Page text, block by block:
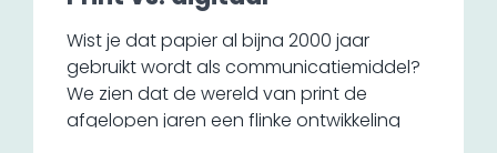
Wist je dat papier al bijna 2000 jaar
gebruikt wordt als communicatiemiddel?
We zien dat de wereld van print de
afgelopen jaren een flinke ontwikkeling